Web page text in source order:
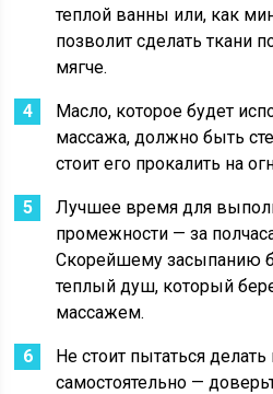
теплой ванны или, как
позволит сделать ткани
мягче.
Масло, которое будет
массажа, должно быть
стоит его прокалить на
Лучшее время для
промежности — за
Скорейшему засыпанию
теплый душ, который
массажем.
Не стоит пытаться
самостоятельно —